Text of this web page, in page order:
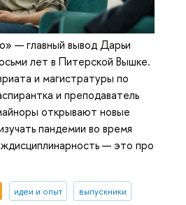
— главный вывод Дарьи
лет в Питерской Вышке.
и магистратуры по
и преподаватель
открывают новые
пандемии во время
— это про
идеи и опыт выпускники